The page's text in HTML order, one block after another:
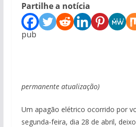
Partilhe a notícia
pub
permanente atualização)
Um apagão elétrico ocorrido por
segunda-feira, dia 28 de abril,